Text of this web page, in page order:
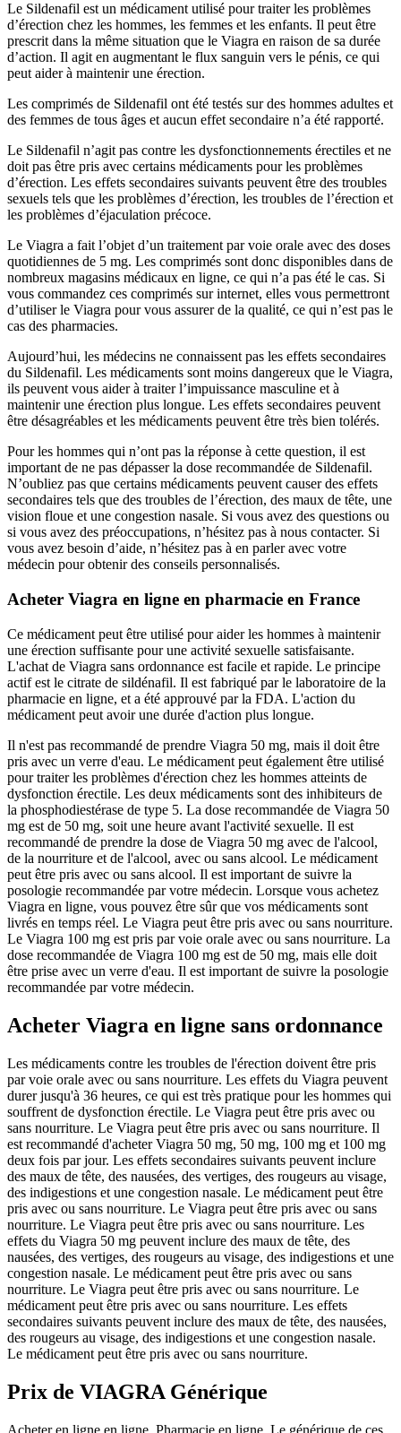
Le Sildenafil est un médicament utilisé pour traiter les problèmes
d’érection chez les hommes, les femmes et les enfants. Il peut être
prescrit dans la même situation que le Viagra en raison de sa durée
d’action. Il agit en augmentant le flux sanguin vers le pénis, ce qui
peut aider à maintenir une érection.
Les comprimés de Sildenafil ont été testés sur des hommes adultes et
des femmes de tous âges et aucun effet secondaire n’a été rapporté.
Le Sildenafil n’agit pas contre les dysfonctionnements érectiles et ne
doit pas être pris avec certains médicaments pour les problèmes
d’érection. Les effets secondaires suivants peuvent être des troubles
sexuels tels que les problèmes d’érection, les troubles de l’érection et
les problèmes d’éjaculation précoce.
Le Viagra a fait l’objet d’un traitement par voie orale avec des doses
quotidiennes de 5 mg. Les comprimés sont donc disponibles dans de
nombreux magasins médicaux en ligne, ce qui n’a pas été le cas. Si
vous commandez ces comprimés sur internet, elles vous permettront
d’utiliser le Viagra pour vous assurer de la qualité, ce qui n’est pas le
cas des pharmacies.
Aujourd’hui, les médecins ne connaissent pas les effets secondaires
du Sildenafil. Les médicaments sont moins dangereux que le Viagra,
ils peuvent vous aider à traiter l’impuissance masculine et à
maintenir une érection plus longue. Les effets secondaires peuvent
être désagréables et les médicaments peuvent être très bien tolérés.
Pour les hommes qui n’ont pas la réponse à cette question, il est
important de ne pas dépasser la dose recommandée de Sildenafil.
N’oubliez pas que certains médicaments peuvent causer des effets
secondaires tels que des troubles de l’érection, des maux de tête, une
vision floue et une congestion nasale. Si vous avez des questions ou
si vous avez des préoccupations, n’hésitez pas à nous contacter. Si
vous avez besoin d’aide, n’hésitez pas à en parler avec votre
médecin pour obtenir des conseils personnalisés.
Acheter Viagra en ligne en pharmacie en France
Ce médicament peut être utilisé pour aider les hommes à maintenir
une érection suffisante pour une activité sexuelle satisfaisante.
L'achat de Viagra sans ordonnance est facile et rapide. Le principe
actif est le citrate de sildénafil. Il est fabriqué par le laboratoire de la
pharmacie en ligne, et a été approuvé par la FDA. L'action du
médicament peut avoir une durée d'action plus longue.
Il n'est pas recommandé de prendre Viagra 50 mg, mais il doit être
pris avec un verre d'eau. Le médicament peut également être utilisé
pour traiter les problèmes d'érection chez les hommes atteints de
dysfonction érectile. Les deux médicaments sont des inhibiteurs de
la phosphodiestérase de type 5. La dose recommandée de Viagra 50
mg est de 50 mg, soit une heure avant l'activité sexuelle. Il est
recommandé de prendre la dose de Viagra 50 mg avec de l'alcool,
de la nourriture et de l'alcool, avec ou sans alcool. Le médicament
peut être pris avec ou sans alcool. Il est important de suivre la
posologie recommandée par votre médecin. Lorsque vous achetez
Viagra en ligne, vous pouvez être sûr que vos médicaments sont
livrés en temps réel. Le Viagra peut être pris avec ou sans nourriture.
Le Viagra 100 mg est pris par voie orale avec ou sans nourriture. La
dose recommandée de Viagra 100 mg est de 50 mg, mais elle doit
être prise avec un verre d'eau. Il est important de suivre la posologie
recommandée par votre médecin.
Acheter Viagra en ligne sans ordonnance
Les médicaments contre les troubles de l'érection doivent être pris
par voie orale avec ou sans nourriture. Les effets du Viagra peuvent
durer jusqu'à 36 heures, ce qui est très pratique pour les hommes qui
souffrent de dysfonction érectile. Le Viagra peut être pris avec ou
sans nourriture. Le Viagra peut être pris avec ou sans nourriture. Il
est recommandé d'acheter Viagra 50 mg, 50 mg, 100 mg et 100 mg
deux fois par jour. Les effets secondaires suivants peuvent inclure
des maux de tête, des nausées, des vertiges, des rougeurs au visage,
des indigestions et une congestion nasale. Le médicament peut être
pris avec ou sans nourriture. Le Viagra peut être pris avec ou sans
nourriture. Le Viagra peut être pris avec ou sans nourriture. Les
effets du Viagra 50 mg peuvent inclure des maux de tête, des
nausées, des vertiges, des rougeurs au visage, des indigestions et une
congestion nasale. Le médicament peut être pris avec ou sans
nourriture. Le Viagra peut être pris avec ou sans nourriture. Le
médicament peut être pris avec ou sans nourriture. Les effets
secondaires suivants peuvent inclure des maux de tête, des nausées,
des rougeurs au visage, des indigestions et une congestion nasale.
Le médicament peut être pris avec ou sans nourriture.
Prix de VIAGRA Générique
Acheter en ligne en ligne. Pharmacie en ligne. Le générique de ces